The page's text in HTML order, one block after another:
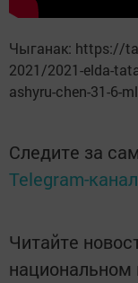
Чыганак: https://
2021/2021-elda-
ashyru-chen-31-6-
Следите за
Telegram-
Читайте